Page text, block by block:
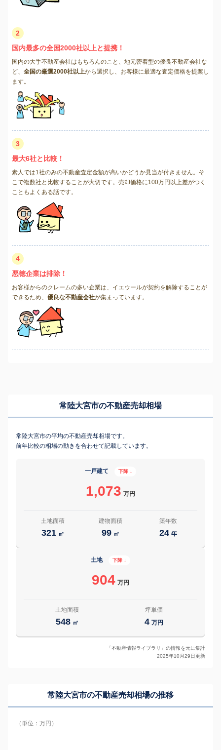
2
国内最多の全国2000社以上と提携！
国内の大手不動産会社はもちろんのこと、地元密着型の優良不動産会社な
ど、 全国の厳選2000社以上から選択し、お客様に最適な査定価格を提案し
ます。
3
最大6社と比較！
素人では1社のみの不動産査定金額が高いかどうか見当が付きません。そ
こで複数社と比較することが大切です。売却価格に100万円以上差がつく
こともよくある話です。
4
悪徳企業は排除！
お客様からのクレームの多い企業は、イエウールが契約を解除することが
できるため、 優良な不動産会社が集まっています。
常陸大宮市の不動産売却相場
常陸大宮市の平均の不動産売却相場です。
前年比較の相場の動きを合わせて記載しています。
一戸建て 下降 ↓
1,073 万円
土地面積
321 ㎡
建物面積
99 ㎡
築年数
24 年
土地 下降 ↓
904 万円
土地面積
548 ㎡
坪単価
4 万円
「不動産情報ライブラリ」の情報を元に集計
2025年10月29日更新
常陸大宮市の不動産売却相場の推移
（単位：万円）